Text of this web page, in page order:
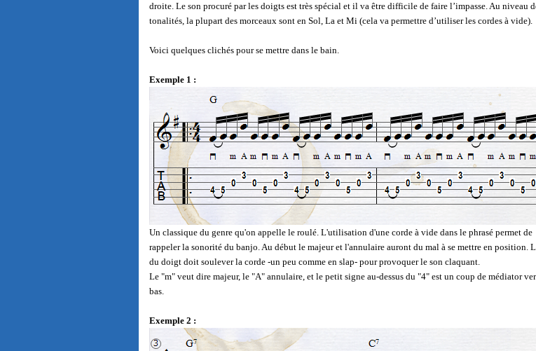
droite. Le son procuré par les doigts est très spécial et il va être difficile de faire l’impasse. Au niveau
tonalités, la plupart des morceaux sont en Sol, La et Mi (cela va permettre d’utiliser les cordes à vide).
Voici quelques clichés pour se mettre dans le bain.
Exemple 1 :
Un classique du genre qu'on appelle le roulé. L'utilisation d'une corde à vide dans le phrasé permet de
rappeler la sonorité du banjo. Au début le majeur et l'annulaire auront du mal à se mettre en position.
du doigt doit soulever la corde -un peu comme en slap- pour provoquer le son claquant.
Le "m" veut dire majeur, le "A" annulaire, et le petit signe au-dessus du "4" est un coup de médiator
bas.
Exemple 2 :